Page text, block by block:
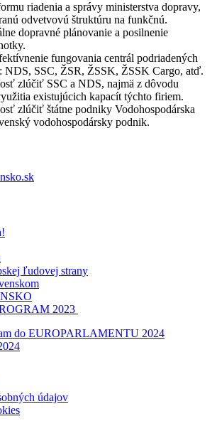
riadenia a správy ministerstva dopravy,
odvetvovú štruktúru na funkčnú.
dopravné plánovanie a posilnenie
fungovania centrál podriadených
NDS, SSC, ŽSR, ŽSSK, ŽSSK Cargo, atď.
zlúčiť SSC a NDS, najmä z dôvodu
existujúcich kapacít týchto firiem.
zlúčiť štátne podniky Vodohospodárska
vodohospodársky podnik.
ľudovej strany
2023
do EUROPARLAMENTU 2024
údajov